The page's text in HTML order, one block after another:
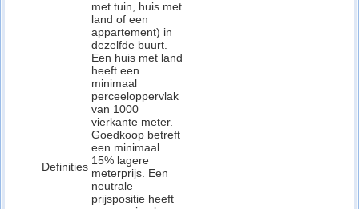
Definities
met tuin, huis met
land of een
appartement) in
dezelfde buurt.
Een huis met land
heeft een
minimaal
perceeloppervlak
van 1000
vierkante meter.
Goedkoop betreft
een minimaal
15% lagere
meterprijs. Een
neutrale
prijspositie heeft